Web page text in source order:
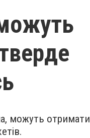
можуть отримати